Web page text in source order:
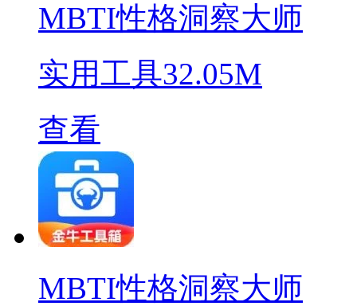
MBTI性格洞察大师
实用工具32.05M
查看
MBTI性格洞察大师